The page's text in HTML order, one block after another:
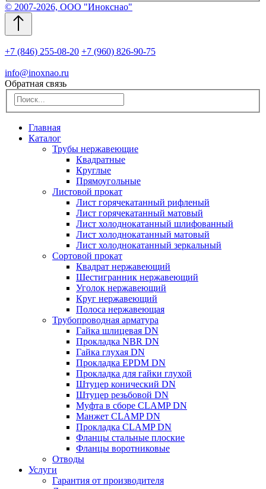
© 2007-2026, ООО "Инокснао"
+7 (846) 255-08-20 +7 (960) 826-90-75
info@inoxnao.ru
Обратная связь
Главная
Каталог
Трубы нержавеющие
Квадратные
Круглые
Прямоугольные
Листовой прокат
Лист горячекатанный рифленый
Лист горячекатанный матовый
Лист холоднокатанный шлифованный
Лист холоднокатанный матовый
Лист холоднокатанный зеркальный
Сортовой прокат
Квадрат нержавеющий
Шестигранник нержавеющий
Уголок нержавеющий
Круг нержавеющий
Полоса нержавеющая
Трубопроводная арматура
Гайка шлицевая DN
Прокладка NBR DN
Гайка глухая DN
Прокладка EPDM DN
Прокладка для гайки глухой
Штуцер конический DN
Штуцер резьбовой DN
Муфта в сборе CLAMP DN
Манжет CLAMP DN
Прокладка CLAMP DN
Фланцы стальные плоские
Фланцы воротниковые
Отводы
Услуги
Гарантия от производителя